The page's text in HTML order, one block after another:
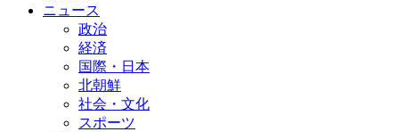
ニュース
政治
経済
国際・日本
北朝鮮
社会・文化
スポーツ